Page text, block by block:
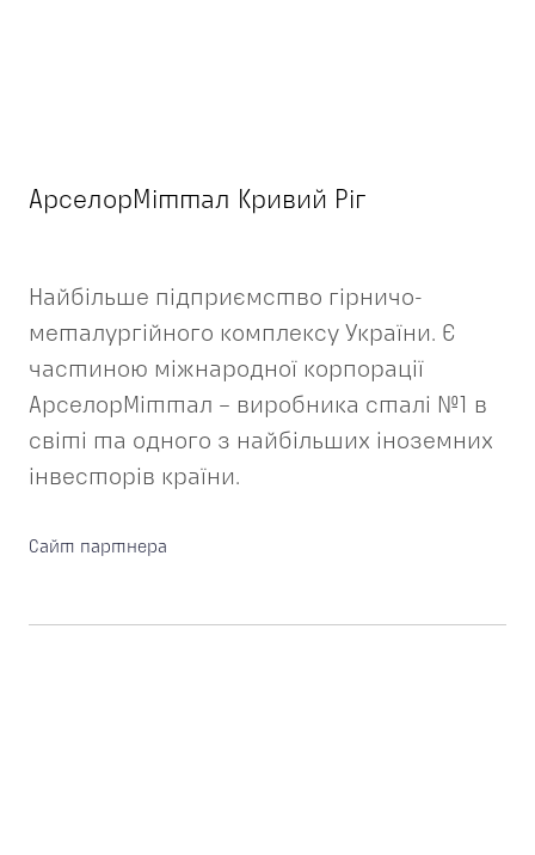
АрселорМіттал Кривий Ріг
Найбільше підприємство гірничо-
металургійного комплексу України. Є
частиною міжнародної корпорації
АрселорМіттал – виробника сталі №1 в
світі та одного з найбільших іноземних
інвесторів країни.
Сайт партнера